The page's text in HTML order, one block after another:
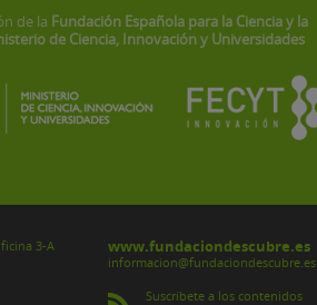
de la Fundación Española para la Ciencia y la
de Ciencia, Innovación y Universidades
3-A
www.fundaciondescubre.es
informacion@fundaciondescubre.es
Suscríbete a los contenidos